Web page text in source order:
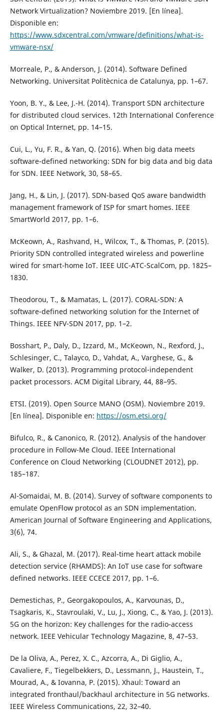
Network Virtualization? Noviembre 2019. [En línea].
Disponible en:
https://www.sdxcentral.com/vmware/definitions/what-is-
vmware-nsx/
Morreale, P., & Anderson, J. (2014). Software Defined
Networking. Universitat Politècnica de Catalunya, pp. 1–67.
Yoon, B. Y., & Lee, J.-H. (2014). Transport SDN architecture
for distributed cloud services. 12th International Conference
on Optical Internet, pp. 14–15.
Cui, L., Yu, F. R., & Yan, Q. (2016). When big data meets
software-defined networking: SDN for big data and big data
for SDN. IEEE Network, 30, 58–65.
Jang, H., & Lin, J. (2017). SDN-based QoS aware bandwidth
management framework of ISP for smart homes. IEEE
SmartWorld 2017, pp. 1–6.
McKeown, A., Rashvand, H., Wilcox, T., & Thomas, P. (2015).
Priority SDN controlled integrated wireless and powerline
wired for smart-home IoT. IEEE UIC-ATC-ScalCom, pp. 1825–
1830.
Theodorou, T., & Mamatas, L. (2017). CORAL-SDN: A
software-defined networking solution for the Internet of
Things. IEEE NFV-SDN 2017, pp. 1–2.
Bosshart, P., Daly, D., Izzard, M., McKeown, N., Rexford, J.,
Schlesinger, C., Talayco, D., Vahdat, A., Varghese, G., &
Walker, D. (2013). Programming protocol-independent
packet processors. ACM Digital Library, 44, 88–95.
ETSI. (2019). Open Source MANO (OSM). Noviembre 2019.
[En línea]. Disponible en: https://osm.etsi.org/
Bifulco, R., & Canonico, R. (2012). Analysis of the handover
procedure in Follow-Me Cloud. IEEE International
Conference on Cloud Networking (CLOUDNET 2012), pp.
185–187.
Al-Somaidai, M. B. (2014). Survey of software components to
emulate OpenFlow protocol as an SDN implementation.
American Journal of Software Engineering and Applications,
3(6), 74.
Ali, S., & Ghazal, M. (2017). Real-time heart attack mobile
detection service (RHAMDS): An IoT use case for software
defined networks. IEEE CCECE 2017, pp. 1–6.
Demestichas, P., Georgakopoulos, A., Karvounas, D.,
Tsagkaris, K., Stavroulaki, V., Lu, J., Xiong, C., & Yao, J. (2013).
5G on the horizon: Key challenges for the radio-access
network. IEEE Vehicular Technology Magazine, 8, 47–53.
De la Oliva, A., Perez, X. C., Azcorra, A., Di Giglio, A.,
Cavaliere, F., Tiegelbekkers, D., Lessmann, J., Haustein, T.,
Mourad, A., & Iovanna, P. (2015). Xhaul: Toward an
integrated fronthaul/backhaul architecture in 5G networks.
IEEE Wireless Communications, 22, 32–40.